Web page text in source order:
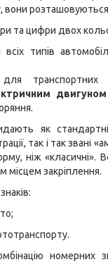
вони розташовуються
та цифри двох
типів
транспортних
двигуном
як
так і так звані
ніж «класичні».
місцем закріплення.
номерних